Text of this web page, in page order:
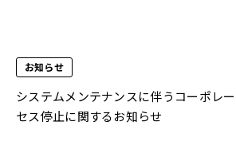
お知らせ
システムメンテナンスに伴うコーポレ
セス停止に関するお知らせ